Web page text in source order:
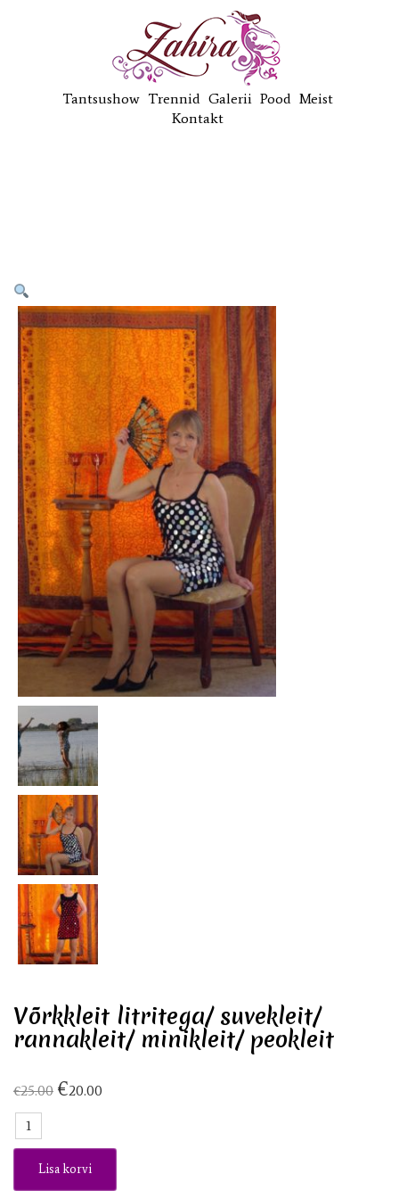
Tantsushow Trennid Galerii Pood Meist
Kontakt
Võrkkleit litritega/ suvekleit/
rannakleit/ minikleit/ peokleit
€25.00 €20.00
Võrkkleit
litritega/
suvekleit/
Lisa korvi